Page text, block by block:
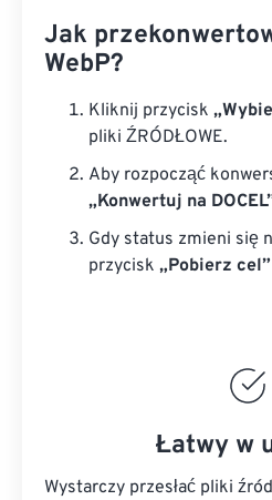
Jak
WebP?
Kliknij przycisk
pliki ŹRÓDŁOWE.
Aby rozpocząć
„Konwertuj na
Gdy status zmieni się
przycisk „Pobierz cel”
Łatwy w
Wystarczy przesłać pliki